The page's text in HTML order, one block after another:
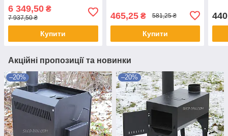
6 349,50 ₴
7 937,50 ₴
Купити
465,25₴ 581,25 ₴
Купити
3
440
Акційні пропозиції та новинки
–20% –20%